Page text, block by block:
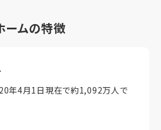
ームの特徴
年4月1日現在で約1,092万人で